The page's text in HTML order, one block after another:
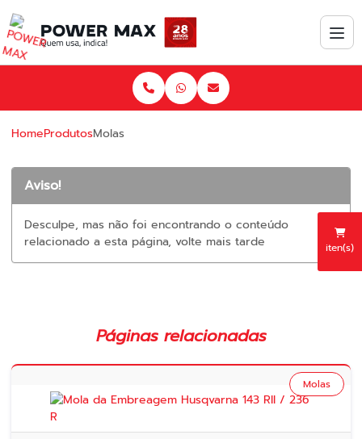
iten(s)
HomeProdutosMolas
Aviso!
Desculpe, mas não foi encontrando o conteúdo
relacionado a esta página, volte mais tarde
Páginas relacionadas
Molas